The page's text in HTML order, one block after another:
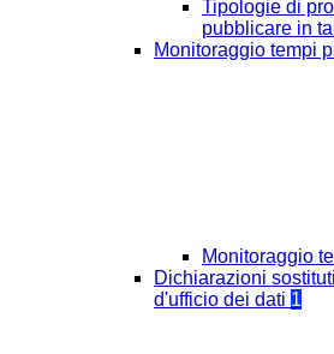
Tipologie di
pubblicare in
Monitoraggio tempi
Monitoraggio
Dichiarazioni
d'ufficio dei dati 1